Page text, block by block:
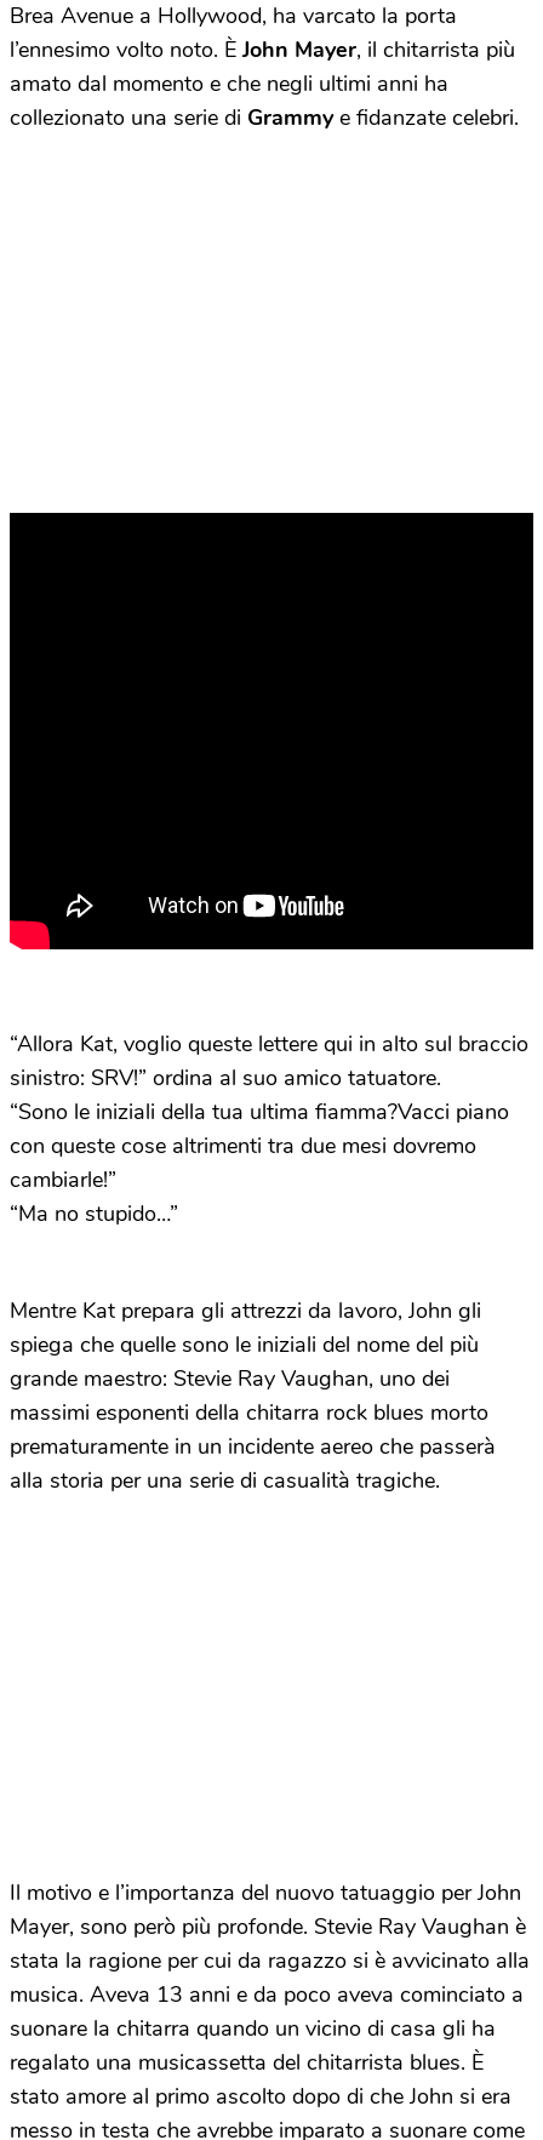
Brea Avenue a Hollywood, ha varcato la porta
l’ennesimo volto noto. ÈJohn Mayer, il chitarrista più
amato dal momento e che negli ultimi anni ha
collezionato una serie di Grammye fidanzate celebri.
“Allora Kat, voglio queste lettere qui in alto sul braccio
sinistro: SRV!” ordina al suo amico tatuatore.
“Sono le iniziali della tua ultima fiamma?Vacci piano
con queste cose altrimenti tra due mesi dovremo
cambiarle!”
“Ma no stupido…”
Mentre Kat prepara gli attrezzi da lavoro, John gli
spiega che quelle sono le iniziali del nome del più
grande maestro: Stevie Ray Vaughan, uno dei
massimi esponenti della chitarra rock blues morto
prematuramente in un incidente aereo che passerà
alla storia per una serie di casualità tragiche.
Il motivo e l’importanza del nuovo tatuaggio per John
Mayer, sono però più profonde. Stevie Ray Vaughan è
stata la ragione per cui da ragazzo si è avvicinato alla
musica. Aveva 13 anni e da poco aveva cominciato a
suonare la chitarra quando un vicino di casa gli ha
regalato una musicassetta del chitarrista blues. È
stato amore al primo ascolto dopo di che John si era
messo in testa che avrebbe imparato a suonare come